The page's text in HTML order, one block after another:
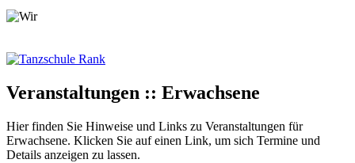
Veranstaltungen :: Erwachsene
Hier finden Sie Hinweise und Links zu Veranstaltungen für
Erwachsene. Klicken Sie auf einen Link, um sich Termine und
Details anzeigen zu lassen.